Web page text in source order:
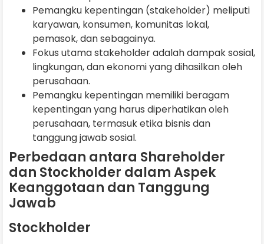
Pemangku kepentingan (stakeholder) meliputi
karyawan, konsumen, komunitas lokal,
pemasok, dan sebagainya.
Fokus utama stakeholder adalah dampak sosial,
lingkungan, dan ekonomi yang dihasilkan oleh
perusahaan.
Pemangku kepentingan memiliki beragam
kepentingan yang harus diperhatikan oleh
perusahaan, termasuk etika bisnis dan
tanggung jawab sosial.
Perbedaan antara Shareholder
dan Stockholder dalam Aspek
Keanggotaan dan Tanggung
Jawab
Stockholder